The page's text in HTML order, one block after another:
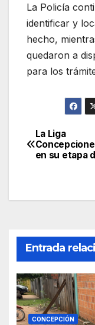
La Policía
identificar y
hecho,
quedaron a
para los
de
La Liga
en su etapa
Entrada
CONCEPCIÓN